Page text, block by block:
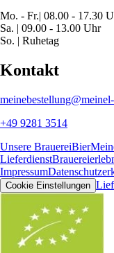
Mo. - Fr.| 08.00 - 17.30
Sa. | 09.00 - 13.00 Uhr
So. | Ruhetag
Kontakt
+49 9281 3514
Unsere BrauereiBier
Lieferdienst
Impressum
Cookie Einstellungen